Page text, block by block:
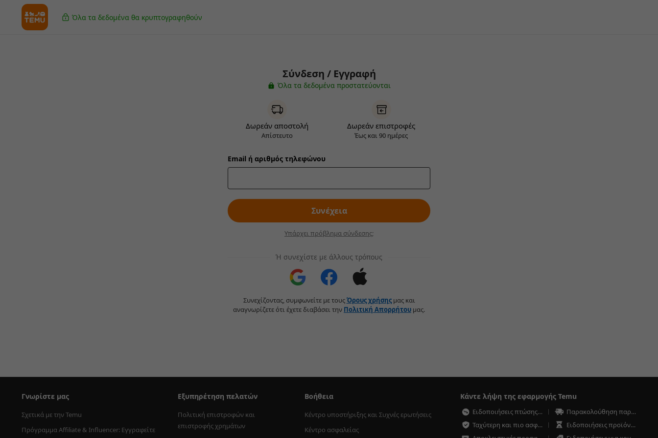
Όλα τα δεδομένα θα κρυπτογραφηθούν
Σύνδεση / Εγγραφή
Όλα τα δεδομένα προστατεύονται
Δωρεάν αποστολή
Απίστευτο
Δωρεάν επιστροφές
Έως και 90 ημέρες
Email ή αριθμός τηλεφώνου
Συνέχεια
Υπάρχει πρόβλημα σύνδεσης;
Ή συνεχίστε με άλλους τρόπους
Συνεχίζοντας, συμφωνείτε με τουςΌρους χρήσηςμας και
αναγνωρίζετε ότι έχετε διαβάσει την Πολιτική Aπορρήτου μας.
Γνωρίστε μας
Σχετικά με την Temu
Πρόγραμμα Affiliate & Influencer: Εγγραφείτε
Εξυπηρέτηση πελατών
Πολιτική επιστροφών και
επιστροφής χρημάτων
Βοήθεια
Κέντρο υποστήριξης και Συχνές ερωτήσεις
Κέντρο ασφαλείας
Κάντε λήψη της εφαρμογής Temu
Ειδοποιήσεις πτώσης τιμών
Παρακολούθηση παραγγελιών οποιαδήποτε στιγμή
Ταχύτερη και πιο ασφαλής ολοκλήρωση αγοράς
Ειδοποιήσεις προϊόντων χαμηλού αποθέματος